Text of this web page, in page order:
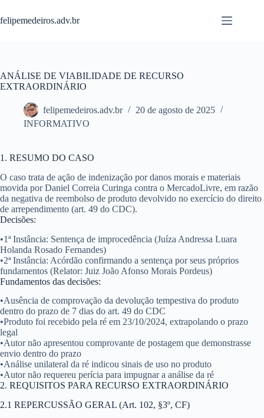
para
o
felipemedeiros.adv.br
ANÁLISE DE VIABILIDADE DE RECURSO
EXTRAORDINÁRIO
felipemedeiros.adv.br
20 de agosto de 2025
INFORMATIVO
1. RESUMO DO CASO
O caso trata de ação de indenização por danos morais e materiais
movida por Daniel Correia Curinga contra o MercadoLivre, em razão
da negativa de reembolso de produto devolvido no exercício do direito
de arrependimento (art. 49 do CDC).
Decisões:
•1ª Instância: Sentença de improcedência (Juíza Andressa Luara
Holanda Rosado Fernandes)
•2ª Instância: Acórdão confirmando a sentença por seus próprios
fundamentos (Relator: Juiz João Afonso Morais Pordeus)
Fundamentos das decisões:
•Ausência de comprovação da devolução tempestiva do produto
dentro do prazo de 7 dias do art. 49 do CDC
•Produto foi recebido pela ré em 23/10/2024, extrapolando o prazo
legal
•Autor não apresentou comprovante de postagem que demonstrasse
envio dentro do prazo
•Análise unilateral da ré indicou sinais de uso no produto
•Autor não requereu perícia para impugnar a análise da ré
2. REQUISITOS PARA RECURSO EXTRAORDINÁRIO
2.1 REPERCUSSÃO GERAL (Art. 102, §3º, CF)